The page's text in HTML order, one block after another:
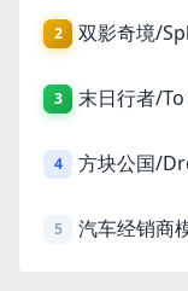
2
3 末日行者/
4 方块公国/
5 汽车经销商